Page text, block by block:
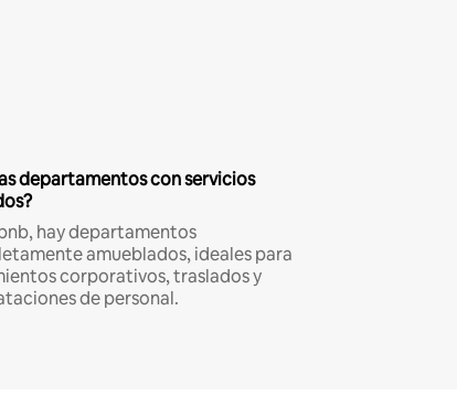
departamentos con servicios
hay departamentos
amueblados, ideales para
corporativos, traslados y
de personal.